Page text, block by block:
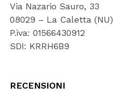
Via Nazario Sauro, 33
08029 – La Caletta (NU)
P.iva: 01566430912
SDI: KRRH6B9
RECENSIONI